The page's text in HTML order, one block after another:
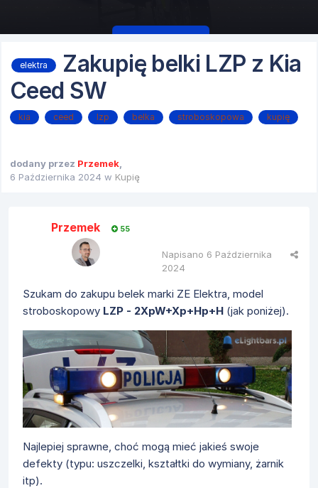
elektra
Zakupię belki LZP z Kia
Ceed SW
kia ceed lzp belka stroboskopowa kupię
dodany przez Przemek,
6 Października 2024 w Kupię
Przemek 55
Napisano 6 Października
2024
Szukam do zakupu belek marki ZE Elektra, model
stroboskopowy LZP - 2XpW+Xp+Hp+H (jak poniżej).
Najlepiej sprawne, choć mogą mieć jakieś swoje
defekty (typu: uszczelki, kształtki do wymiany, żarnik
itp).